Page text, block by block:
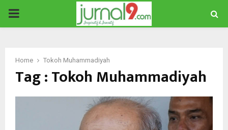
PRIMARY
Home Tokoh Muhammadiyah
Tag : Tokoh Muhammadiyah